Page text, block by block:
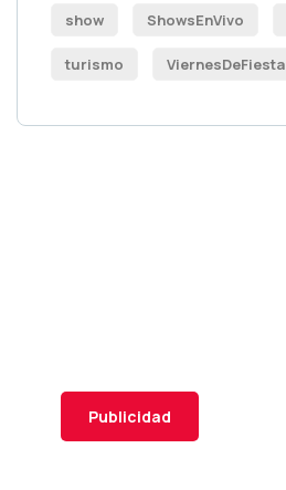
show ShowsEnVivo
turismo ViernesDeFiesta
Publicidad